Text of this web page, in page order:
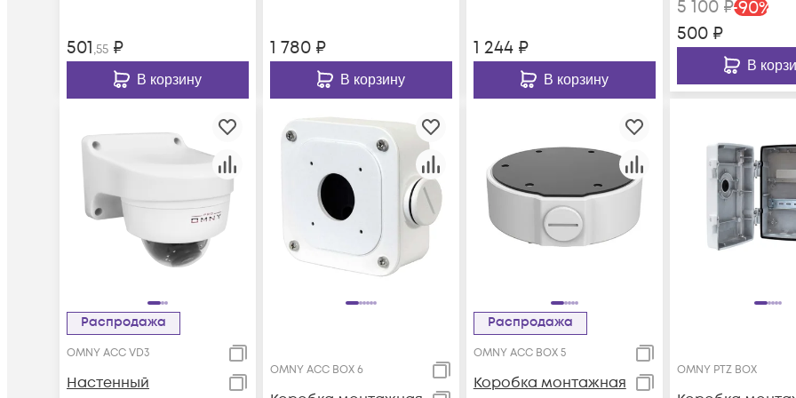
501,55 ₽
В корзину
1 780₽
В корзину
1 244₽
В корзину
5 100₽-90%
500₽
В
Распродажа
OMNY ACC VD3
Настенный
OMNY ACC BOX 6
Распродажа
OMNY ACC BOX 5
Коробка монтажная
OMNY PTZ BOX